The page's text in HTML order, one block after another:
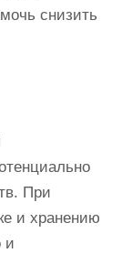
снизить
При
и хранению
и